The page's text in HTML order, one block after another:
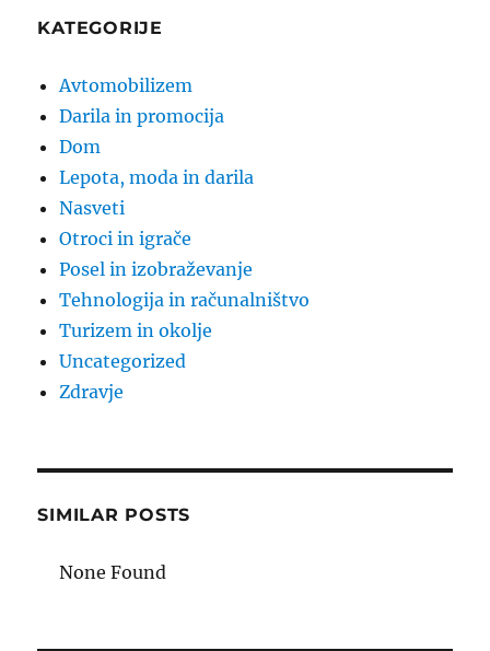
KATEGORIJE
Avtomobilizem
Darila in promocija
Dom
Lepota, moda in darila
Nasveti
Otroci in igrače
Posel in izobraževanje
Tehnologija in računalništvo
Turizem in okolje
Uncategorized
Zdravje
SIMILAR POSTS
None Found